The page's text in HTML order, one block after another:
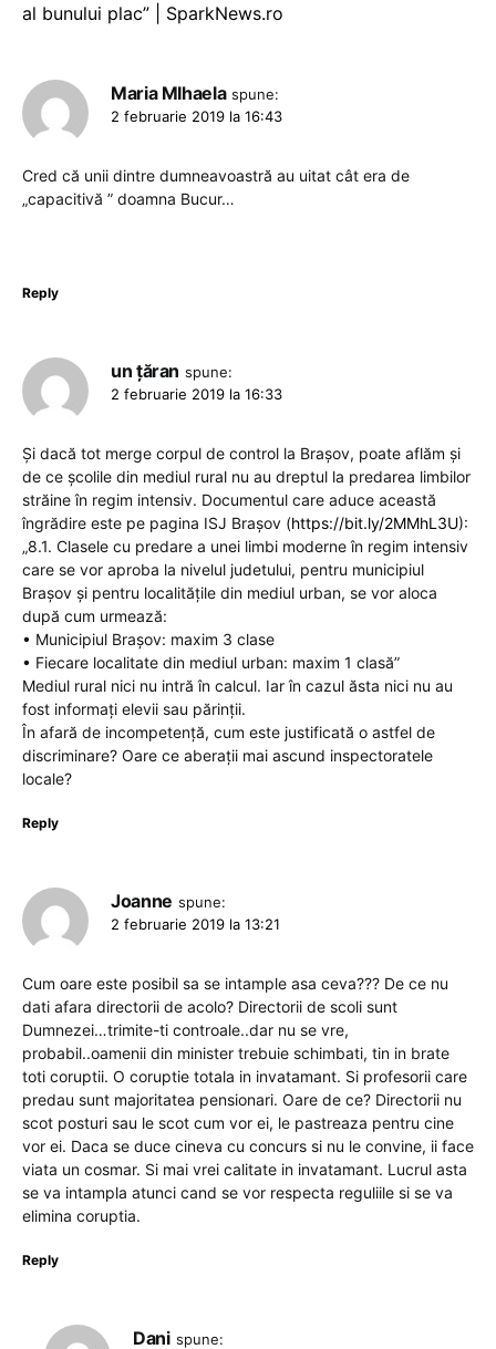
al bunului plac” | SparkNews.ro
Maria MIhaela spune:
2 februarie 2019 la 16:43
Cred că unii dintre dumneavoastră au uitat cât era de
„capacitivă ” doamna Bucur…
Reply
un țăran spune:
2 februarie 2019 la 16:33
Și dacă tot merge corpul de control la Brașov, poate aflăm și
de ce școlile din mediul rural nu au dreptul la predarea limbilor
străine în regim intensiv. Documentul care aduce această
îngrădire este pe pagina ISJ Brașov (https://bit.ly/2MMhL3U):
„8.1. Clasele cu predare a unei limbi moderne în regim intensiv
care se vor aproba la nivelul judetului, pentru municipiul
Braşov şi pentru localităţile din mediul urban, se vor aloca
după cum urmează:
• Municipiul Braşov: maxim 3 clase
• Fiecare localitate din mediul urban: maxim 1 clasă”
Mediul rural nici nu intră în calcul. Iar în cazul ăsta nici nu au
fost informați elevii sau părinții.
În afară de incompetență, cum este justificată o astfel de
discriminare? Oare ce aberații mai ascund inspectoratele
locale?
Reply
Joanne spune:
2 februarie 2019 la 13:21
Cum oare este posibil sa se intample asa ceva??? De ce nu
dati afara directorii de acolo? Directorii de scoli sunt
Dumnezei…trimite-ti controale..dar nu se vre,
probabil..oamenii din minister trebuie schimbati, tin in brate
toti coruptii. O coruptie totala in invatamant. Si profesorii care
predau sunt majoritatea pensionari. Oare de ce? Directorii nu
scot posturi sau le scot cum vor ei, le pastreaza pentru cine
vor ei. Daca se duce cineva cu concurs si nu le convine, ii face
viata un cosmar. Si mai vrei calitate in invatamant. Lucrul asta
se va intampla atunci cand se vor respecta reguliile si se va
elimina coruptia.
Reply
Dani spune: